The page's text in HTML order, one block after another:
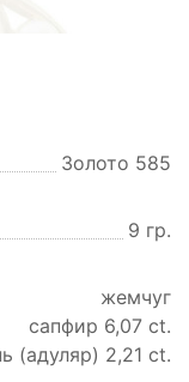
Золото 585
9 гр.
жемчуг
сапфир 6,07 ct.
(адуляр) 2,21 ct.